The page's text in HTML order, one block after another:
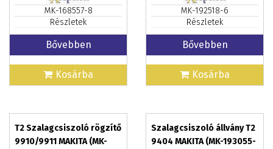
MK-168557-8
Részletek
Bővebben
Kosárba
MK-192518-6
Részletek
Bővebben
Kosárba
T2 Szalagcsiszoló rögzítő
9910/9911 MAKITA (MK-
Szalagcsiszoló állvány T2
9404 MAKITA (MK-193055-